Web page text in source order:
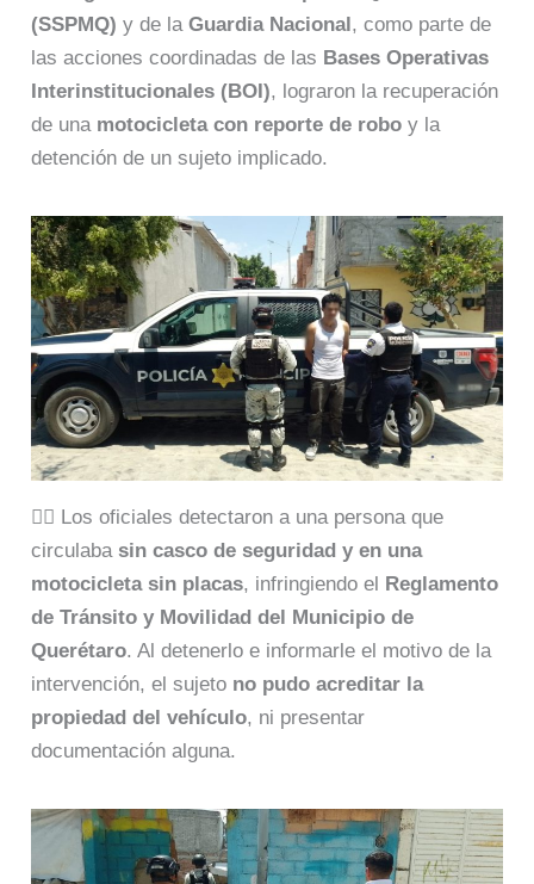
(SSPMQ) y de laGuardia Nacional, como parte de
las acciones coordinadas de las Bases Operativas
Interinstitucionales (BOI), lograron la recuperación
de una motocicleta con reporte de robo y la
detención de un sujeto implicado.
👮‍♂️ Los oficiales detectaron a una persona que
circulabasin casco de seguridad y en una
motocicleta sin placas, infringiendo el
Reglamento
de Tránsito y Movilidad del Municipio de
Querétaro. Al detenerlo e informarle el motivo de la
intervención, el sujeto no pudo acreditar la
propiedad del vehículo, ni presentar
documentación alguna.